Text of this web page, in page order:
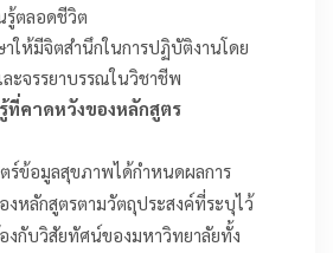
รู้ตลอดชีวิต
ให้มีจิตสำนึกในการปฏิบัติงานโดย
ะจรรยาบรรณในวิชาชีพ
ที่คาดหวังของหลักสูตร
ร์ข้อมูลสุขภาพได้กำหนดผลการ
งหลักสูตรตามวัตถุประสงค์ที่ระบุไว้
งกับวิสัยทัศน์ของมหาวิทยาลัยทั้ง